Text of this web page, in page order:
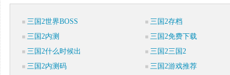
三国2世界BOSS 三国2存档
三国2内测
三国2免费下载
三国2什么时候出
三国2三国2
三国2内测码
三国2游戏推荐